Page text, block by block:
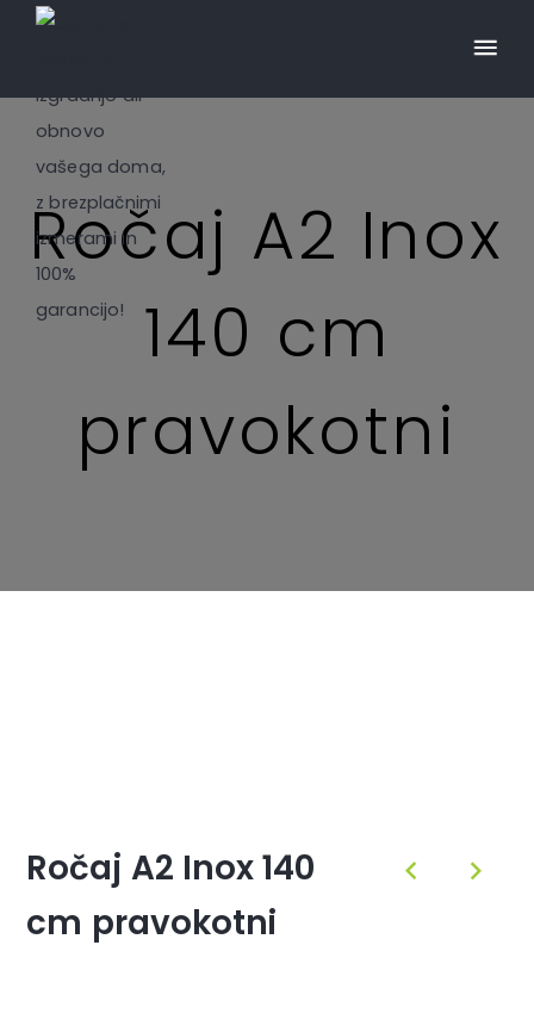
Ročaj A2 Inox
140 cm
pravokotni
Ročaj A2 Inox 140
cm pravokotni